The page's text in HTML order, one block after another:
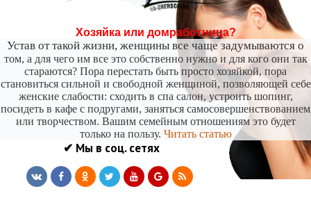
-- Люблю давать советы и очень не люблю, когда их дают мне.
Хозяйка или домработница?
Устав от такой жизни, женщины все чаще задумываются о
том, а для чего им все это собственно нужно и для кого они так
стараются? Пора перестать быть просто хозяйкой, пора
становиться сильной и свободной женщиной, позволяющей себе
женские слабости: сходить в спа салон, устроить шопинг,
посидеть в кафе с подругами, заняться самосовершенствованием
или творчеством. Вашим семейным отношениям это будет
только на пользу. Читать статью
✔ Мы в соц. сетях